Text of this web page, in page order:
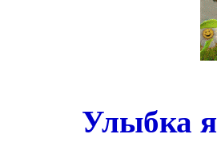
Улыбка